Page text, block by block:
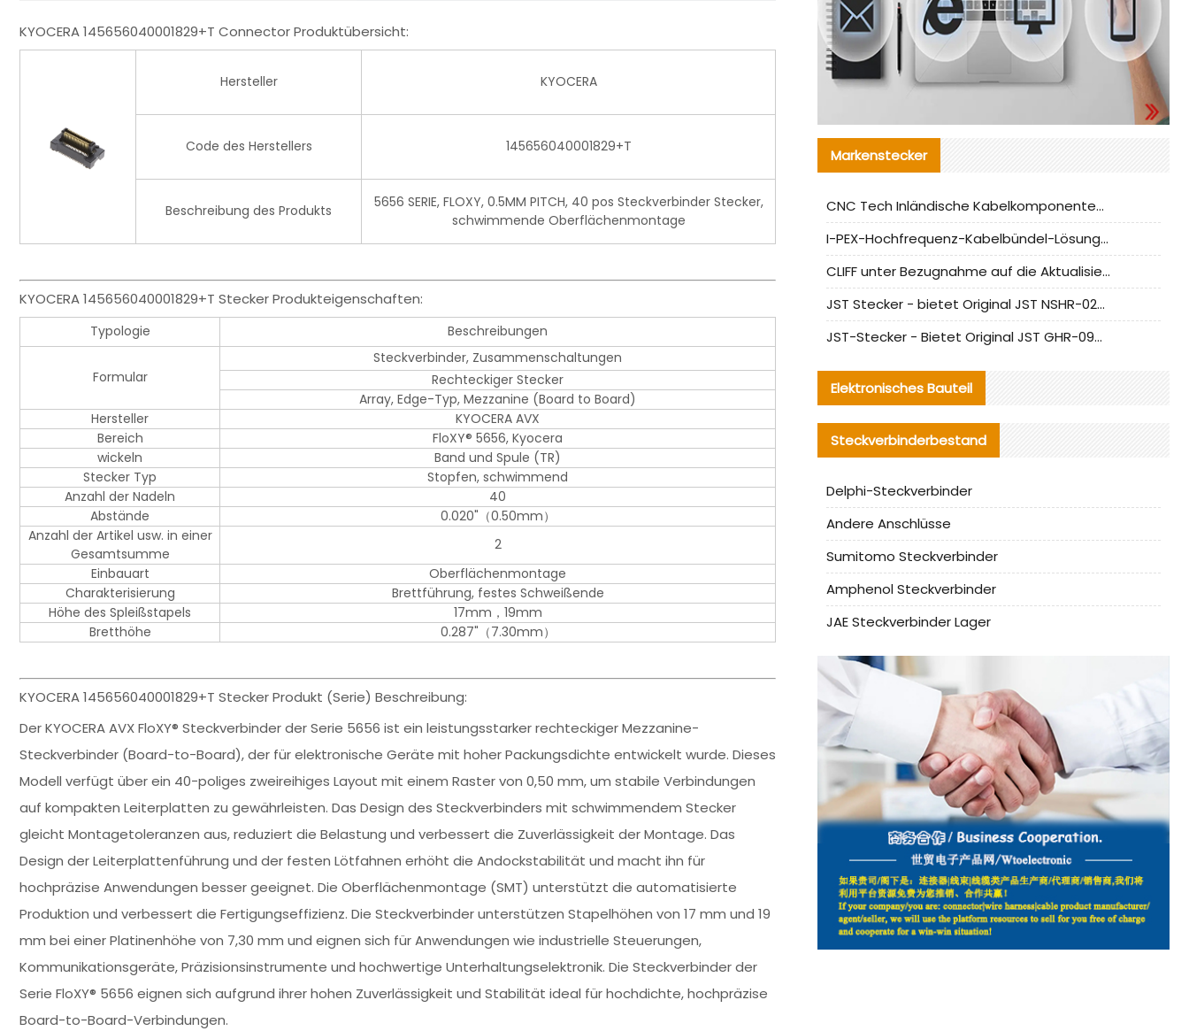
KYOCERA 145656040001829+T Connector Produktübersicht:
Hersteller KYOCERA
Code des Herstellers 145656040001829+T
Beschreibung des Produkts
5656 SERIE, FLOXY, 0.5MM PITCH, 40 pos Steckverbinder Stecker,
schwimmende Oberflächenmontage
KYOCERA 145656040001829+T Stecker Produkteigenschaften:
Typologie Beschreibungen
Formular
Steckverbinder, Zusammenschaltungen
Rechteckiger Stecker
Array, Edge-Typ, Mezzanine (Board to Board)
Hersteller
KYOCERA AVX
Bereich
FloXY® 5656, Kyocera
wickeln
Band und Spule (TR)
Stecker Typ
Stopfen, schwimmend
Anzahl der Nadeln
40
Abstände
0.020"（0.50mm）
Anzahl der Artikel usw. in einer
Gesamtsumme
2
Einbauart
Oberflächenmontage
Charakterisierung
Brettführung, festes Schweißende
Höhe des Spleißstapels
17mm，19mm
Bretthöhe
0.287"（7.30mm）
KYOCERA 145656040001829+T Stecker Produkt (Serie) Beschreibung:
Der KYOCERA AVX FloXY® Steckverbinder der Serie 5656 ist ein leistungsstarker rechteckiger Mezzanine-
Steckverbinder (Board-to-Board), der für elektronische Geräte mit hoher Packungsdichte entwickelt wurde. Dieses
Modell verfügt über ein 40-poliges zweireihiges Layout mit einem Raster von 0,50 mm, um stabile Verbindungen
auf kompakten Leiterplatten zu gewährleisten. Das Design des Steckverbinders mit schwimmendem Stecker
gleicht Montagetoleranzen aus, reduziert die Belastung und verbessert die Zuverlässigkeit der Montage. Das
Design der Leiterplattenführung und der festen Lötfahnen erhöht die Andockstabilität und macht ihn für
hochpräzise Anwendungen besser geeignet. Die Oberflächenmontage (SMT) unterstützt die automatisierte
Produktion und verbessert die Fertigungseffizienz. Die Steckverbinder unterstützen Stapelhöhen von 17 mm und 19
mm bei einer Platinenhöhe von 7,30 mm und eignen sich für Anwendungen wie industrielle Steuerungen,
Kommunikationsgeräte, Präzisionsinstrumente und hochwertige Unterhaltungselektronik. Die Steckverbinder der
Serie FloXY® 5656 eignen sich aufgrund ihrer hohen Zuverlässigkeit und Stabilität ideal für hochdichte, hochpräzise
Board-to-Board-Verbindungen.
Markenstecker
CNC Tech Inländische Kabelkomponentenbewertung und Massenproduktionsanpassungsanleitung
I-PEX-Hochfrequenz-Kabelbündel-Lösung für die heimische Produktion analysiert
CLIFF unter Bezugnahme auf die Aktualisierung der chinesischen Stecker-Testnormen
JST Stecker - bietet Original JST NSHR-02V-S Stecker und Ersatzteile an
JST-Stecker - Bietet Original JST GHR-09V-S Stecker und Ersatzteile an
Elektronisches Bauteil
Steckverbinderbestand
Delphi-Steckverbinder
Andere Anschlüsse
Sumitomo Steckverbinder
Amphenol Steckverbinder
JAE Steckverbinder Lager